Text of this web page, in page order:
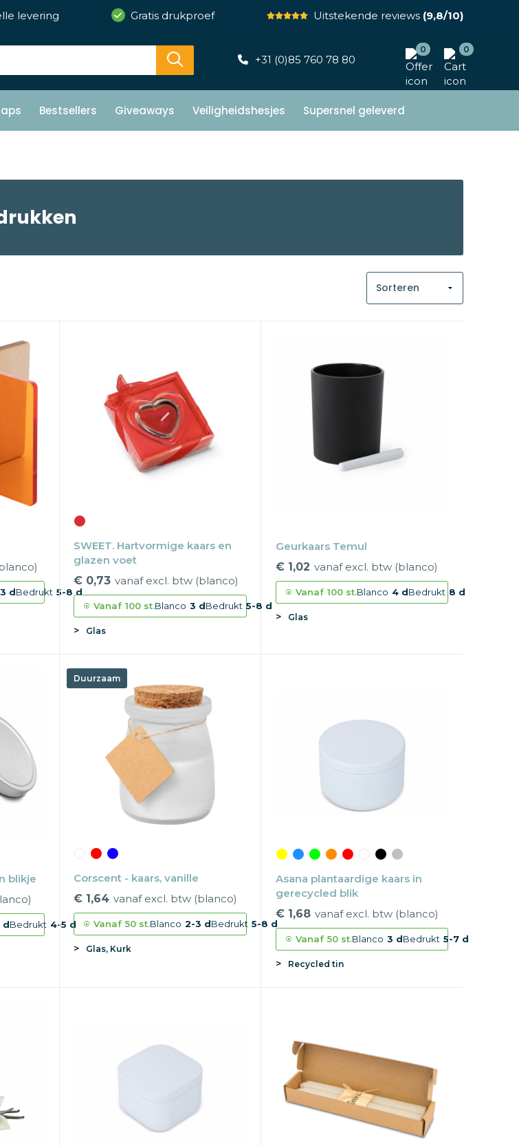
levering Gratis drukproef Uitstekende reviews(9,8/10)
+31 (0)85 760 78 80
0 0
Bestsellers Giveaways Veiligheidshesjes Supersnel geleverd
dBedrukt 5-8 d
SWEET. Hartvormige kaars en
glazen voet
€ 0,73 vanaf excl. btw (blanco)
Vanaf 100 st.Blanco 3 dBedrukt 5-8 d
Glas
Geurkaars Temul
€ 1,02 vanaf excl. btw (blanco)
Vanaf 100 st.Blanco 4 dBedrukt 8 d
Glas
blikje
dBedrukt 4-5 d
Duurzaam
Corscent - kaars, vanille
€ 1,64 vanaf excl. btw (blanco)
Vanaf 50 st.Blanco 2-3 dBedrukt 5-8 d
Glas, Kurk
Asana plantaardige kaars in
gerecycled blik
€ 1,68 vanaf excl. btw (blanco)
Vanaf 50 st.Blanco 3 dBedrukt 5-7 d
Recycled tin